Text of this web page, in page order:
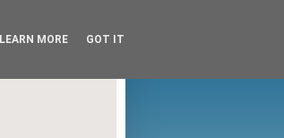
LEARN MORE GOT IT